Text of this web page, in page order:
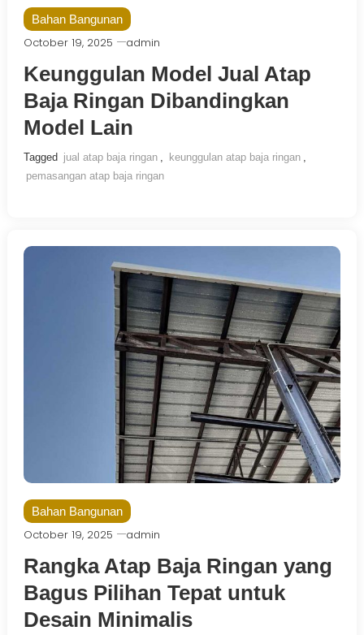
Bahan Bangunan
October 19, 2025 admin
Keunggulan Model Jual Atap
Baja Ringan Dibandingkan
Model Lain
Tagged jual atap baja ringan keunggulan atap baja ringan
pemasangan atap baja ringan
Bahan Bangunan
October 19, 2025 admin
Rangka Atap Baja Ringan yang
Bagus Pilihan Tepat untuk
Desain Minimalis